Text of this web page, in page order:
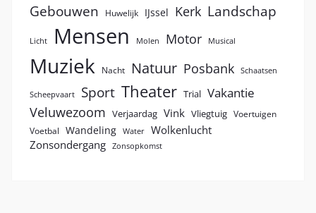
Gebouwen Huwelijk IJssel Kerk Landschap
Licht Mensen Molen Motor Musical
Muziek Nacht Natuur Posbank Schaatsen
Scheepvaart Sport Theater Trial Vakantie
Veluwezoom Verjaardag Vink Vliegtuig Voertuigen
Voetbal
Wandeling Water
Wolkenlucht
Zonsondergang
Zonsopkomst